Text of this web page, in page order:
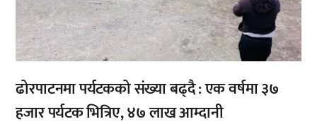
ढोरपाटनमा पर्यटकको संख्या बढ्दै : एक वर्षमा ३७
हजार पर्यटक भित्रिए, ४७ लाख आम्दानी